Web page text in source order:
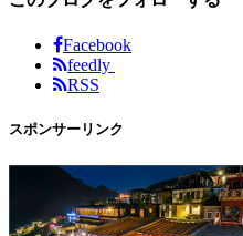
Facebook
feedly
RSS
スポンサーリンク